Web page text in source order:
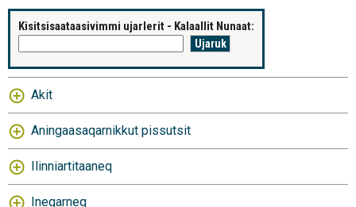
Kisitsisaataasivimmi ujarlerit - Kalaallit Nunaat:
Akit
Aningaasaqarnikkut pissutsit
Ilinniartitaaneq
Ineqarneq